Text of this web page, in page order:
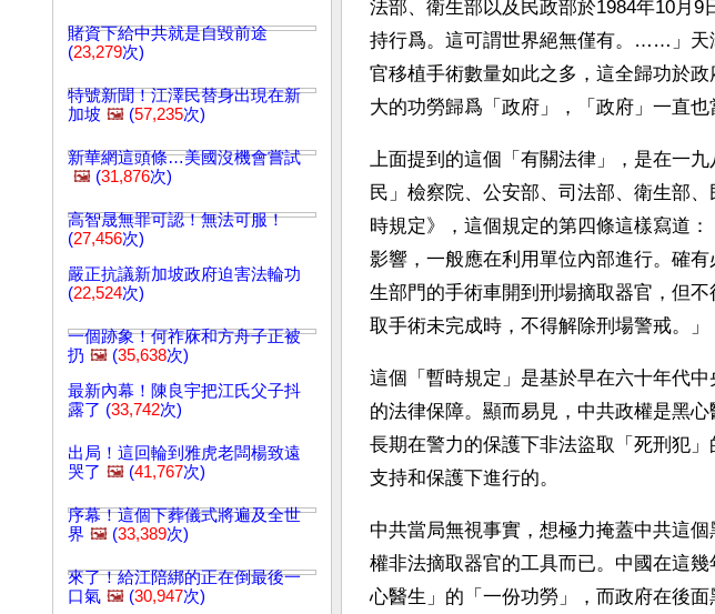
賭資下給中共就是自毀前途
(23,279次)
特號新聞！江澤民替身出現在新
加坡 🖼️ (57,235次)
新華網這頭條…美國沒機會嘗試
🖼️ (31,876次)
高智晟無罪可認！無法可服！
(27,456次)
嚴正抗議新加坡政府迫害法輪功
(22,524次)
一個跡象！何祚庥和方舟子正被
扔 🖼️ (35,638次)
最新內幕！陳良宇把江氏父子抖
露了 (33,742次)
出局！這回輪到雅虎老闆楊致遠
哭了 🖼️ (41,767次)
序幕！這個下葬儀式將遍及全世
界 🖼️ (33,389次)
來了！給江陪綁的正在倒最後一
口氣 🖼️ (30,947次)
法部、衛生部以及民政部於1984年10月
持行爲。這可謂世界絕無僅有。……」
官移植手術數量如此之多，這全歸功於
大的功勞歸爲「政府」，「政府」一直也
上面提到的這個「有關法律」，是在一
民」檢察院、公安部、司法部、衛生部
時規定》，這個規定的第四條這樣寫道
影響，一般應在利用單位內部進行。確
生部門的手術車開到刑場摘取器官，但
取手術未完成時，不得解除刑場警戒。」
這個「暫時規定」是基於早在六十年代
的法律保障。顯而易見，中共政權是黑
長期在警力的保護下非法盜取「死刑犯
支持和保護下進行的。
中共當局無視事實，想極力掩蓋中共這
權非法摘取器官的工具而已。中國在這
心醫生」的「一份功勞」，而政府在後面